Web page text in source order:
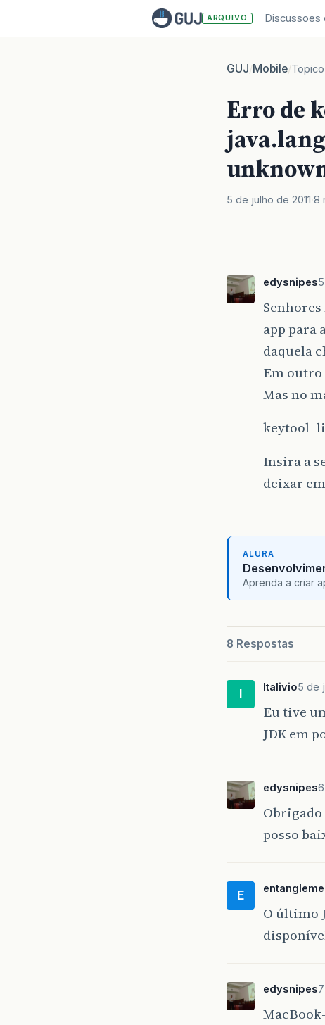
ARQUIVO Discussoes
GUJ/Mobile/Topico
Erro de
5 de julho de 2011 8
edysnipes
app para
daquela
Em
Mas no
keytool -
Insira a
deixar
ALURA
Aprenda a criar
8 Respostas
I Italivio5 de
Eu tive
JDK em
edysnipes
Obrigado
posso
E
O último
edysnipes